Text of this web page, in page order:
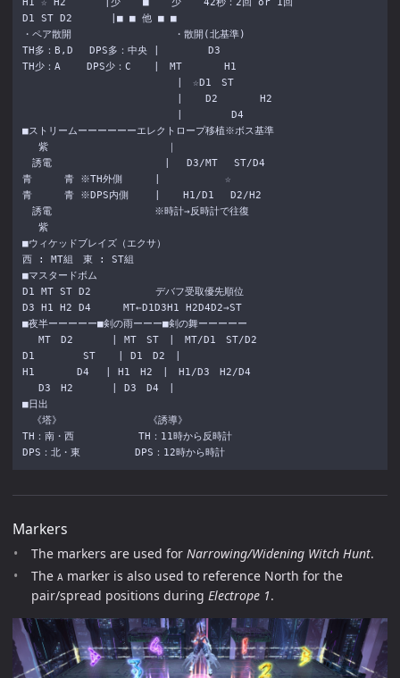
D1 ST D2 　 　 |■ ■ 他 ■ ■
・ペア散開 　 　 　 　 　 　 ・散開(北基準)
TH多：B,D 　DPS多：中央 | 　 　 　D3
TH少：A　 　DPS少：C 　 |　MT　 　 　H1
|　☆D1　ST
| 　 D2　 　 　H2
| 　 　 　D4
■ストリームーーーーーーエレクトロープ移植※ボス基準
紫 　 　 　 　 　 　 　 ｜
誘電 　 　 　 　 　 　 　| 　D3/MT　 ST/D4
青 　 　青 ※TH外側 　 　| 　 　 　 　☆
青 　 　青 ※DPS内側　 　| 　 H1/D1 　D2/H2
誘電 　 　 　 　 　 　 ※時計→反時計で往復
紫
■ウィケッドブレイズ（エクサ）
西 : MT組　東 : ST組
■マスタードボム
D1 MT ST D2 　 　 　 　デバフ受取優先順位
D3 H1 H2 D4 　 　MT←D1D3H1 H2D4D2→ST
■夜半ーーーーー■剣の雨ーーー■剣の舞ーーーーー
MT　D2 　 　 | MT　ST　|　MT/D1　ST/D2
D1 　 　 　ST 　 | D1　D2　|
H1　 　 　D4 　| H1　H2　|　H1/D3　H2/D4
D3　H2 　 　 | D3　D4　|
■日出
《塔》 　 　 　 　 　 《誘導》
TH：南・西 　 　 　 　TH：11時から反時計
DPS：北・東 　 　 　 DPS：12時から時計
Markers
The markers are used for Narrowing/Widening Witch Hunt.
The A marker is also used to reference North for the
pair/spread positions during Electrope 1.